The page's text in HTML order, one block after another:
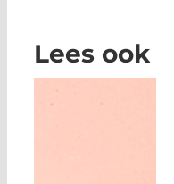
Lees ook